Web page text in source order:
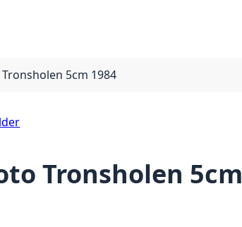
5cm 1984
Tronsholen 5cm